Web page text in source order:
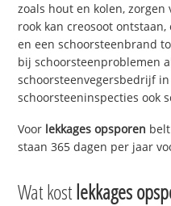
zoals hout en kolen,
rook kan creosoot
en een schoorsteenbrand
bij schoorsteenproblemen
schoorsteenvegersbedrijf
schoorsteeninspecties ook
Voor lekkages opsporen
staan 365 dagen per jaar
Wat kostlekkages